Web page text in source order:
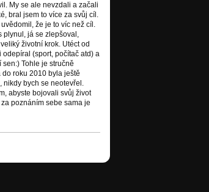
My se ale nevzdali a začali
bral jsem to více za svůj cíl.
že je to víc než cíl.
plynul, já se zlepšoval,
životní krok. Utéct od
(sport, počítač atd) a
Tohle je stručně
roku 2010 byla ještě
nikdy bych se neotevřel.
abyste bojovali svůj život
poznáním sebe sama je